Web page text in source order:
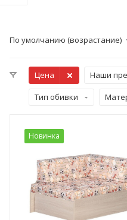
По умолчанию (возрастание)
Цена Наши
Тип обивки
Новинка